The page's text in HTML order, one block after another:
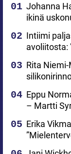
Johanna
ikinä
Intiimi
avoliitosta:
Rita
Eppu
– Martti
Erika